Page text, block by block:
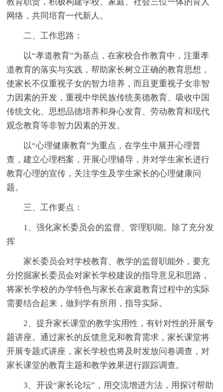
教育职责，积极构建学校、家庭、社会三位一体的育人
网络，共同培育一代新人。
二、工作思路：
以“孝道教育”为基点，在家校合作教育中，注重孝
道教育的落实与实践，帮助家长树立正确的教育思想，
使家长不仅重视子女的智力培养，而且更重视子女非智
力因素的开发，重视中华民族传统美德教育、吸收中国
传统文化、思想品德培养和身心发育、劳动教育和现代
观念教育等非智力因素的开发。
以“心理健康教育”为重点，在学生中展开心理普
查，建立心理档案，开展心理辅导，并对学生家长进行
教育心理的宣传，关注学生及学生家长的心理健康问
题。
三、工作要点：
1、强化家长委员会的监督、管理职能。除了充分发
挥
家长委员会对学校教育、教学的监督职能外，要充
分挖掘家长委员会对家长学校建设的指导意见和思路，
将家长学校的办学特色与家长在家庭教育过程中的实际
需要结合起来，做到学有所用，指导实际。
2、提升家长课堂的教学实用性，有针对性的开展专
题讲座。通过家长的反馈意见和教育需求，家长课堂将
开展专题式讲座，家长学校也将及时发放问卷调查，对
家长课堂的教育主题和教学效果进行跟踪调查。
3、开设“家长论坛”，用交流增进方法，用探讨帮助